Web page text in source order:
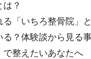
？
「いちろ整骨院」
？体験談から見る
で整えたいあなたへ